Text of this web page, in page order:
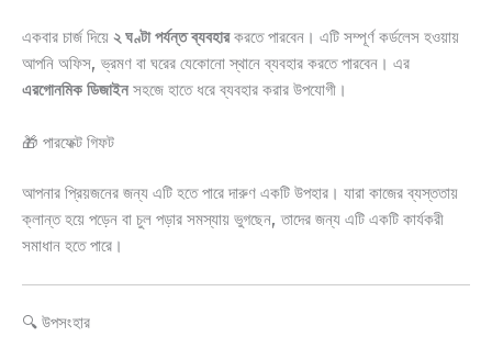
একবার চার্জ দিয়ে২ ঘণ্টা পর্যন্ত ব্যবহারকরতে পারবেন। এটি সম্পূর্ণ কর্ডলেস হওয়ায়
আপনি অফিস, ভ্রমণ বা ঘরের যেকোনো স্থানে ব্যবহার করতে পারবেন। এর
এরগোনমিক ডিজাইনসহজে হাতে ধরে ব্যবহার করার উপযোগী।
🎁 পারফেক্ট গিফট
আপনার প্রিয়জনের জন্য এটি হতে পারে দারুণ একটি উপহার। যারা কাজের ব্যস্ততায়
ক্লান্ত হয়ে পড়েন বা চুল পড়ার সমস্যায় ভুগছেন, তাদের জন্য এটি একটি কার্যকরী
সমাধান হতে পারে।
🔍 উপসংহার